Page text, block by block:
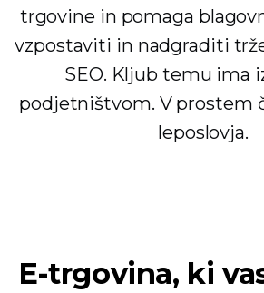
trgovine in pomaga
vzpostaviti in nadgraditi
SEO. Kljub temu ima
podjetništvom. V prostem
leposlovja.
E-trgovina, ki